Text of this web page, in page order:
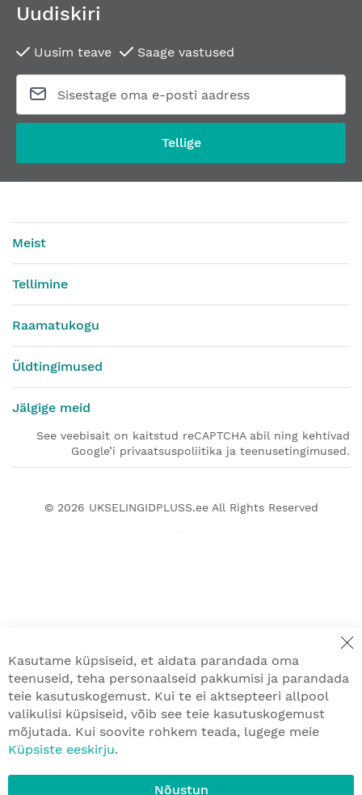
Uudiskiri
Uusim teave Saage vastused
Tellige
Meist
Tellimine
Raamatukogu
Üldtingimused
Jälgige meid
See veebisait on kaitstud reCAPTCHA abil ning kehtivad
Google’i privaatsuspoliitika ja teenusetingimused.
© 2026 UKSELINGIDPLUSS.eeAll Rights Reserved
Kasutame küpsiseid, et aidata parandada oma
teenuseid, teha personaalseid pakkumisi ja parandada
teie kasutuskogemust. Kui te ei aktsepteeri allpool
valikulisi küpsiseid, võib see teie kasutuskogemust
mõjutada. Kui soovite rohkem teada, lugege meie
Küpsiste eeskirju.
Nõustun